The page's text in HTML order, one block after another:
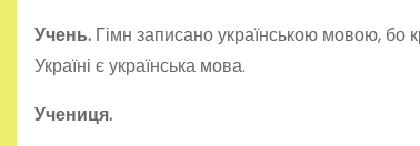
Учень. Гімн записано українською мовою,
Україні є українська мова.
Учениця.